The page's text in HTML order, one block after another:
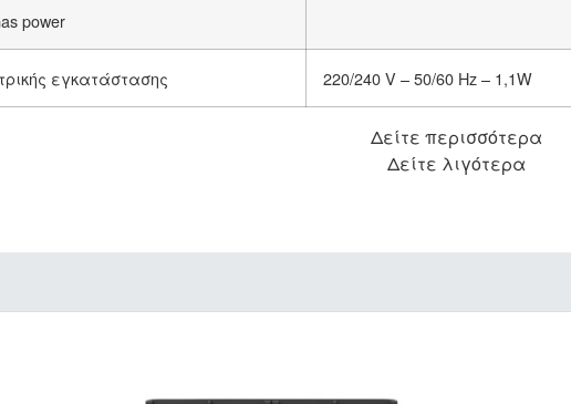
power
εγκατάστασης 220/240 V – 50/60 Hz – 1,1W
Δείτε περισσότερα
Δείτε λιγότερα